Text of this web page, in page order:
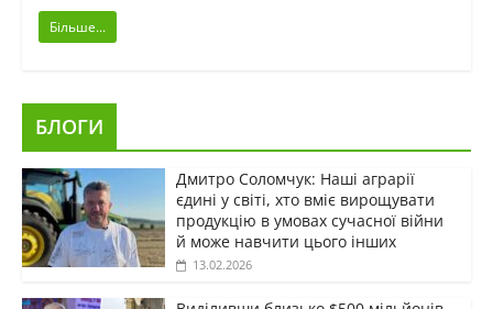
Більше...
БЛОГИ
Дмитро Соломчук: Наші аграрії
єдині у світі, хто вміє вирощувати
продукцію в умовах сучасної війни
й може навчити цього інших
13.02.2026